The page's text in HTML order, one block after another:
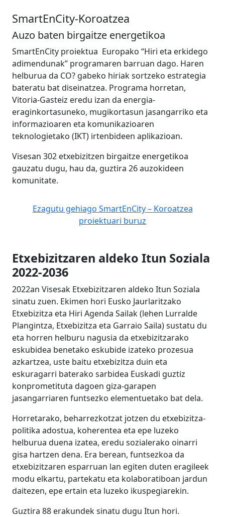
SmartEnCity-Koroatzea
Auzo baten birgaitze energetikoa
SmartEnCity proiektua Europako “Hiri eta erkidego
adimendunak” programaren barruan dago. Haren
helburua da CO? gabeko hiriak sortzeko estrategia
bateratu bat diseinatzea. Programa horretan,
Vitoria-Gasteiz eredu izan da energia-
eraginkortasuneko, mugikortasun jasangarriko eta
informazioaren eta komunikazioaren
teknologietako (IKT) irtenbideen aplikazioan.
Visesan 302 etxebizitzen birgaitze energetikoa
gauzatu dugu, hau da, guztira 26 auzokideen
komunitate.
Ezagutu gehiago SmartEnCity – Koroatzea
proiektuari buruz
Etxebizitzaren aldeko Itun Soziala
2022-2036
2022an Visesak Etxebizitzaren aldeko Itun Soziala
sinatu zuen. Ekimen hori Eusko Jaurlaritzako
Etxebizitza eta Hiri Agenda Sailak (lehen Lurralde
Plangintza, Etxebizitza eta Garraio Saila) sustatu du
eta horren helburu nagusia da etxebizitzarako
eskubidea benetako eskubide izateko prozesua
azkartzea, uste baitu etxebizitza duin eta
eskuragarri baterako sarbidea Euskadi guztiz
konprometituta dagoen giza-garapen
jasangarriaren funtsezko elementuetako bat dela.
Horretarako, beharrezkotzat jotzen du etxebizitza-
politika adostua, koherentea eta epe luzeko
helburua duena izatea, eredu sozialerako oinarri
gisa hartzen dena. Era berean, funtsezkoa da
etxebizitzaren esparruan lan egiten duten eragileek
modu elkartu, partekatu eta kolaboratiboan jardun
daitezen, epe ertain eta luzeko ikuspegiarekin.
Guztira 88 erakundek sinatu dugu Itun hori.